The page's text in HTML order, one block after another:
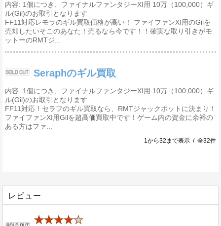
内容: 1個につき、ファイナルファンタジーXI用 10万（100,000）ギ
ル(Gil)のお取引となります
FF11対応レモラのギル買取価格が高い！ ファイファンXI用のGilを
売却したいそこのあなた！売るなら今です！！確実な取り引きがモ
ットーのRMTジ...
Seraphのギル買取
内容: 1個につき、ファイナルファンタジーXI用 10万（100,000）ギ
ル(Gil)のお取引となります
FF11対応！セラフのギル買取なら、RMTジャックポットに決まり！
ファイファンXI用Gilを超高価買取中です！ゲーム内の資金に余裕の
ある方はファ...
1から32まで表示 / 全32件
レビュー
★★★★★